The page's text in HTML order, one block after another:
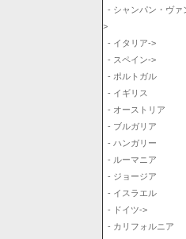
- シャンパン・ヴァ
>
- イタリア->
- スペイン->
- ポルトガル
- イギリス
- オーストリア
- ブルガリア
- ハンガリー
- ルーマニア
- ジョージア
- イスラエル
- ドイツ->
- カリフォルニア